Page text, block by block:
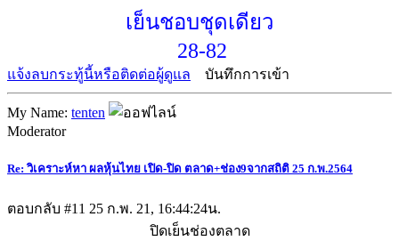
เย็นชอบชุดเดียว
28-82
แจ้งลบกระทู้นี้หรือติดต่อผู้ดูแล บันทึกการเข้า
My Name: tenten
Moderator
Re: วิเคราะห์หา ผลหุ้นไทย เปิด-ปิด ตลาด+ช่อง9จากสถิติ 25 ก.พ.2564
ตอบกลับ #11 25 ก.พ. 21, 16:44:24น.
ปิดเย็นช่องตลาด